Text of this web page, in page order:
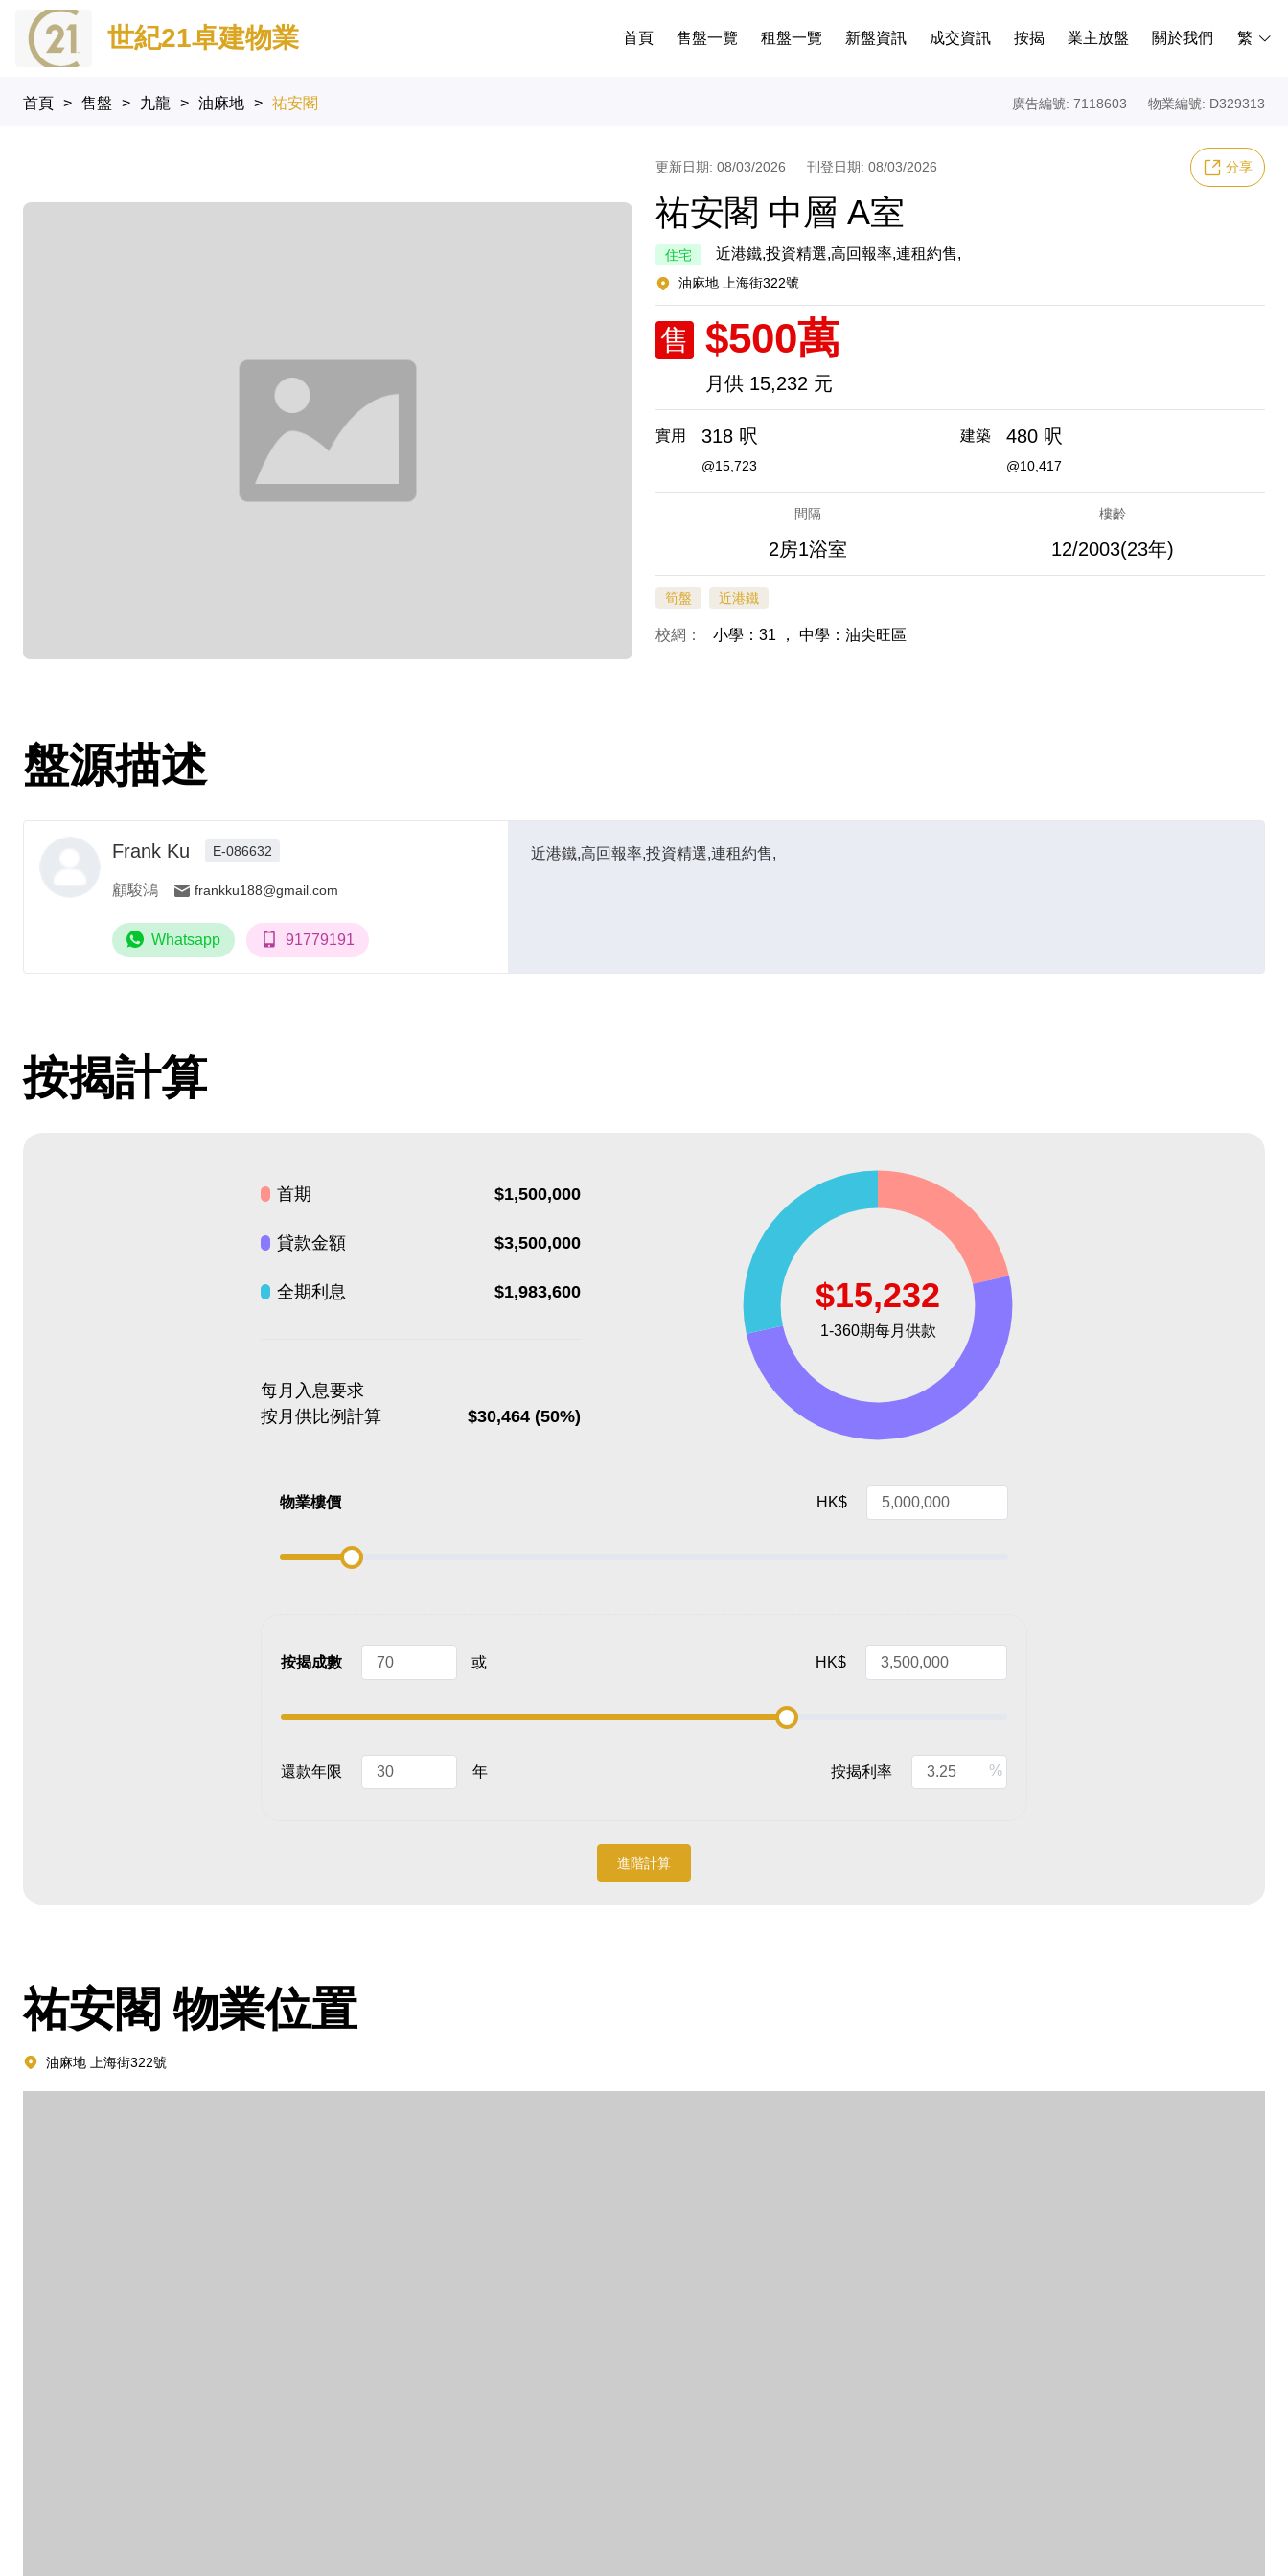
世紀21卓建物業 首頁 售盤一覽 租盤一覽 新盤資訊 成交資訊 按揭 業主放盤 關於我們 繁
首頁 > 售盤 > 九龍 > 油麻地 > 祐安閣 廣告編號: 7118603 物業編號: D329313
更新日期: 08/03/2026 刊登日期: 08/03/2026 分享
祐安閣 中層 A室
住宅 近港鐵,投資精選,高回報率,連租約售,
油麻地 上海街322號
售 $500萬
月供 15,232 元
實用 318 呎
@15,723
建築 480 呎
@10,417
間隔
2房1浴室
樓齡
12/2003(23年)
筍盤 近港鐵
校網： 小學：31 ， 中學：油尖旺區
盤源描述
Frank Ku E-086632
顧駿鴻 frankku188@gmail.com
Whatsapp 91779191
近港鐵,高回報率,投資精選,連租約售,
按揭計算
首期 $1,500,000
貸款金額 $3,500,000
全期利息 $1,983,600
每月入息要求
按月供比例計算
$30,464 (50%)
物業樓價 HK$
按揭成數 或 HK$
還款年限 年 按揭利率 %
進階計算
祐安閣 物業位置
油麻地 上海街322號